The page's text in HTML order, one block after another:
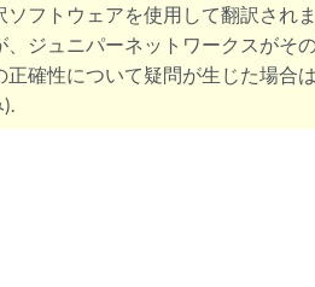
フトウェアを使用して翻訳され
ジュニパーネットワークスがそ
確性について疑問が生じた場合